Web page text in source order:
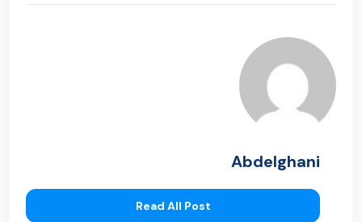
# معقب نقل ملكية شركة
Posted In
غير مصنف